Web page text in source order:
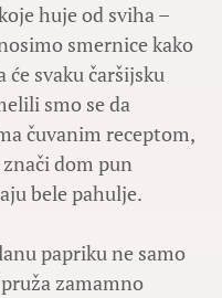
huje od sviha –
smernice kako
će svaku čaršijsku
smo se da
čuvanim receptom,
dom pun
bele pahulje.
papriku ne samo
zamamno